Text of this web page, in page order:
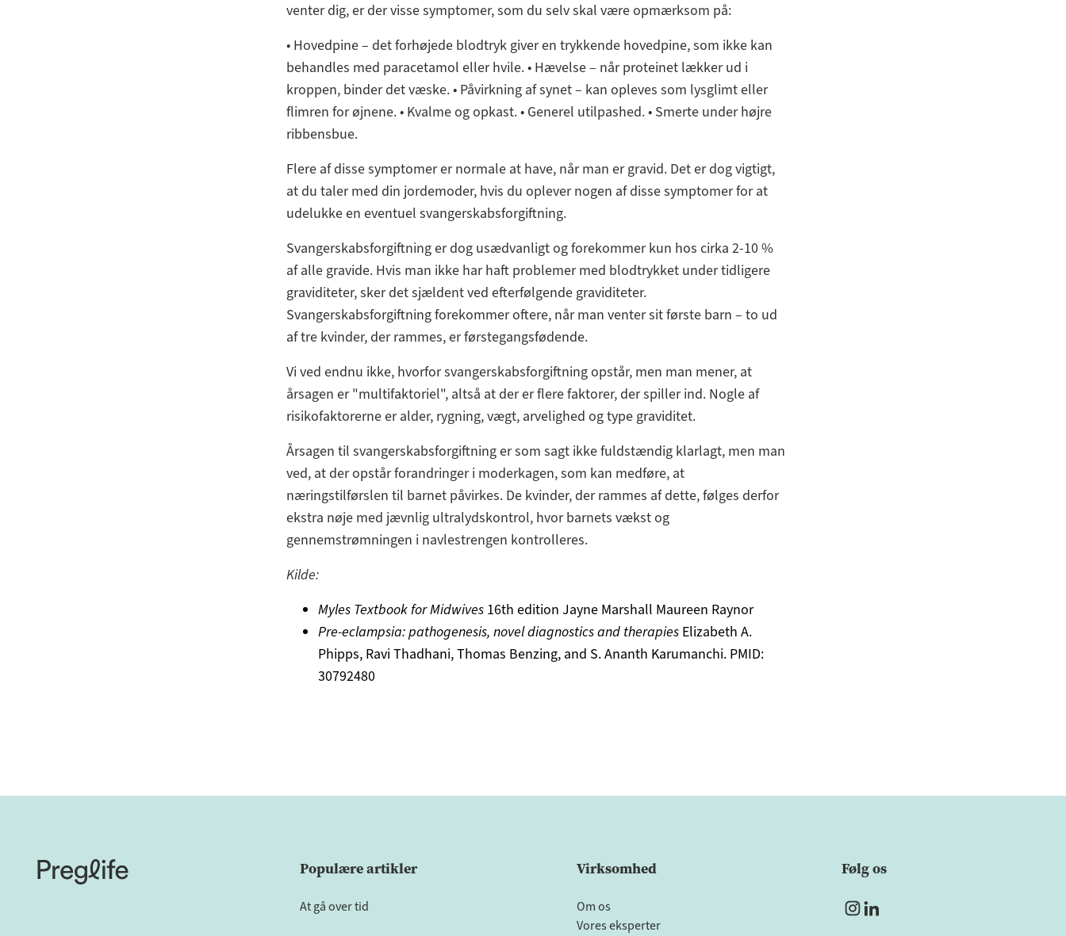
venter dig, er der visse symptomer, som du selv skal være opmærksom på:
• Hovedpine – det forhøjede blodtryk giver en trykkende hovedpine, som ikke kan
behandles med paracetamol eller hvile. • Hævelse – når proteinet lækker ud i
kroppen, binder det væske. • Påvirkning af synet – kan opleves som lysglimt eller
flimren for øjnene. • Kvalme og opkast. • Generel utilpashed. • Smerte under højre
ribbensbue.
Flere af disse symptomer er normale at have, når man er gravid. Det er dog vigtigt,
at du taler med din jordemoder, hvis du oplever nogen af disse symptomer for at
udelukke en eventuel svangerskabsforgiftning.
Svangerskabsforgiftning er dog usædvanligt og forekommer kun hos cirka 2-10 %
af alle gravide. Hvis man ikke har haft problemer med blodtrykket under tidligere
graviditeter, sker det sjældent ved efterfølgende graviditeter.
Svangerskabsforgiftning forekommer oftere, når man venter sit første barn – to ud
af tre kvinder, der rammes, er førstegangsfødende.
Vi ved endnu ikke, hvorfor svangerskabsforgiftning opstår, men man mener, at
årsagen er "multifaktoriel", altså at der er flere faktorer, der spiller ind. Nogle af
risikofaktorerne er alder, rygning, vægt, arvelighed og type graviditet.
Årsagen til svangerskabsforgiftning er som sagt ikke fuldstændig klarlagt, men man
ved, at der opstår forandringer i moderkagen, som kan medføre, at
næringstilførslen til barnet påvirkes. De kvinder, der rammes af dette, følges derfor
ekstra nøje med jævnlig ultralydskontrol, hvor barnets vækst og
gennemstrømningen i navlestrengen kontrolleres.
Kilde:
Myles Textbook for Midwives16th edition Jayne Marshall Maureen Raynor
Pre-eclampsia: pathogenesis, novel diagnostics and therapiesElizabeth A.
Phipps, Ravi Thadhani, Thomas Benzing, and S. Ananth Karumanchi. PMID:
30792480
Populære artikler
At gå over tid
Virksomhed
Om os
Vores eksperter
Følg os